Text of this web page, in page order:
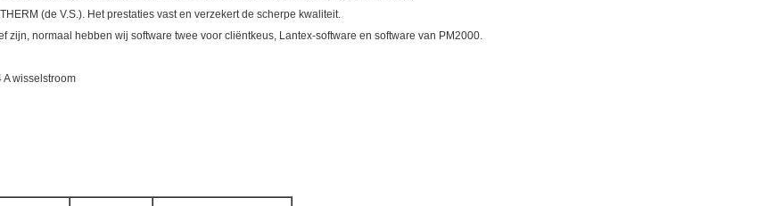
(de V.S.). Het prestaties vast en verzekert de scherpe kwaliteit.
zijn, normaal hebben wij software twee voor cliëntkeus, Lantex-software en software van PM2000.
wisselstroom